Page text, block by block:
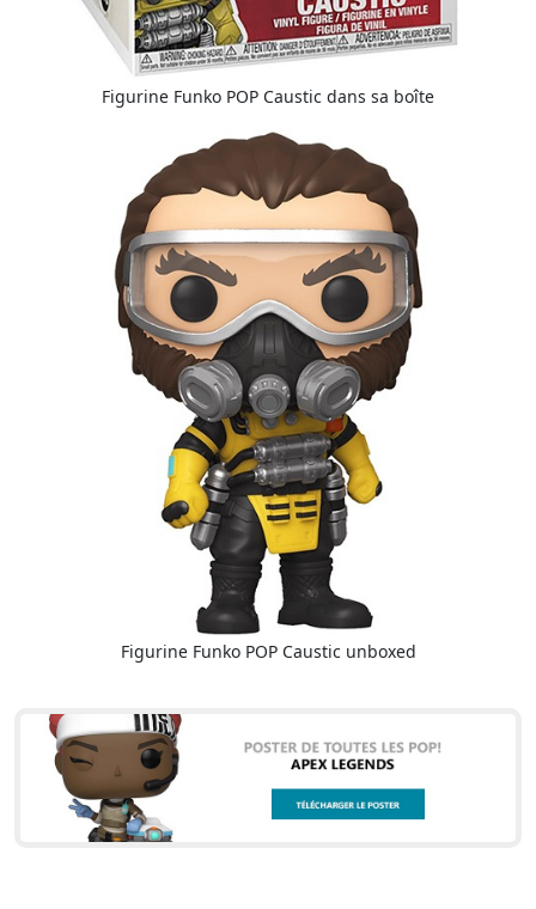
Figurine Funko POP Caustic dans sa boîte
Figurine Funko POP Caustic unboxed